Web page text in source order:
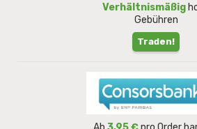
Verhältnismäßig
Gebühren
Traden!